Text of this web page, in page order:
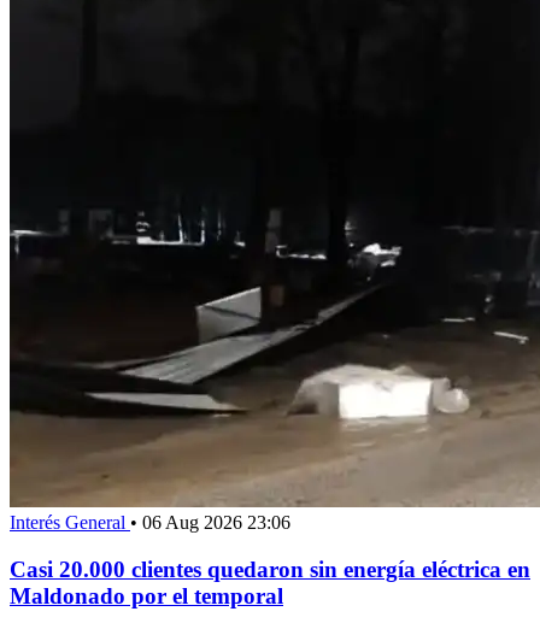
Interés General • 06 Aug 2026 23:06
Casi 20.000 clientes quedaron sin energía eléctrica en
Maldonado por el temporal